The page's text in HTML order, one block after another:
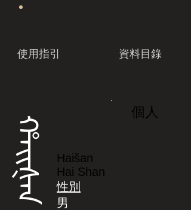
使用指引 資料目錄
ᡥᠠᡳᡧᠠᠨ
個人
Haišan
Hai Shan
性別
男